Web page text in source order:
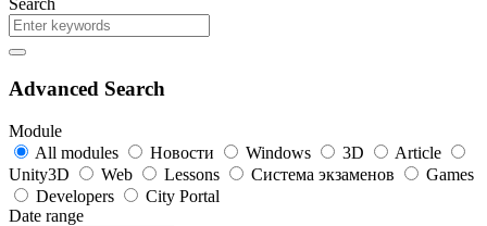
Search
Advanced Search
Module
All modules
Новости Windows 3D
Article
Unity3D
Web Lessons Система экзаменов
Games
Developers
City Portal
Date range